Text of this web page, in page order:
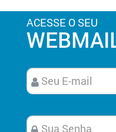
ACESSE O SEU